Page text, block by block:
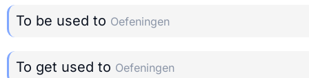
To be used to Oefeningen
To get used to Oefeningen